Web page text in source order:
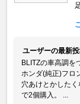
ユーザーの最新
BLITZの車高調を
ホンダ(純正)フロ
穴あけとかした
で2個購入。 ...